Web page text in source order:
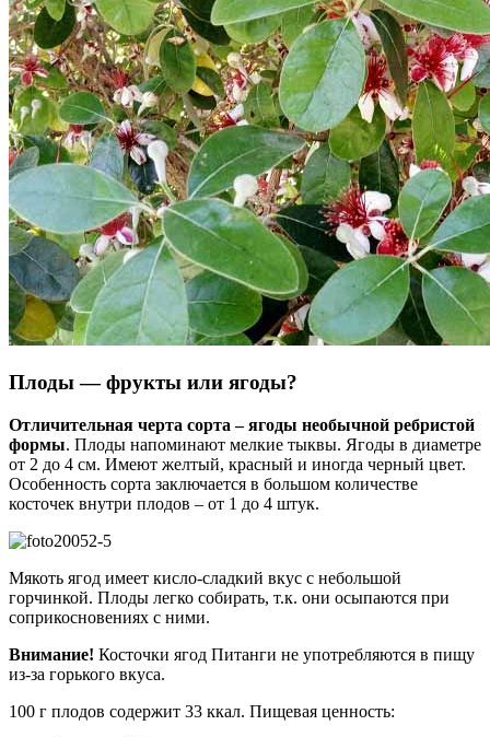
Плоды — фрукты или ягоды?
Отличительная черта сорта – ягоды необычной ребристой
формы. Плоды напоминают мелкие тыквы. Ягоды в диаметре
от 2 до 4 см. Имеют желтый, красный и иногда черный цвет.
Особенность сорта заключается в большом количестве
косточек внутри плодов – от 1 до 4 штук.
Мякоть ягод имеет кисло-сладкий вкус с небольшой
горчинкой. Плоды легко собирать, т.к. они осыпаются при
соприкосновениях с ними.
Внимание! Косточки ягод Питанги не употребляются в пищу
из-за горького вкуса.
100 г плодов содержит 33 ккал. Пищевая ценность: